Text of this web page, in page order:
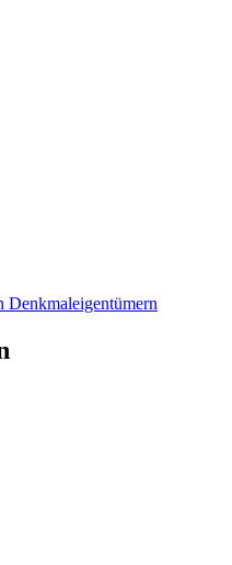
Denkmaleigentümern